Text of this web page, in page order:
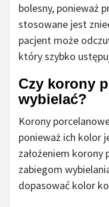
bolesny, ponieważ
stosowane jest
pacjent może
który szybko
Czy korony
wybielać?
Korony
ponieważ ich kolor
założeniem korony
zabiegom
dopasować kolor